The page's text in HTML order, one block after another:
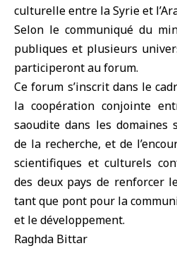
culturelle entre la Syrie et
Selon le communiqué du
publiques et plusieurs
participeront au forum.
Ce forum s’inscrit dans le
la coopération conjointe
saoudite dans les domaines
de la recherche, et de
scientifiques et culturels
des deux pays de renforcer
tant que pont pour la
et le développement.
Raghda Bittar